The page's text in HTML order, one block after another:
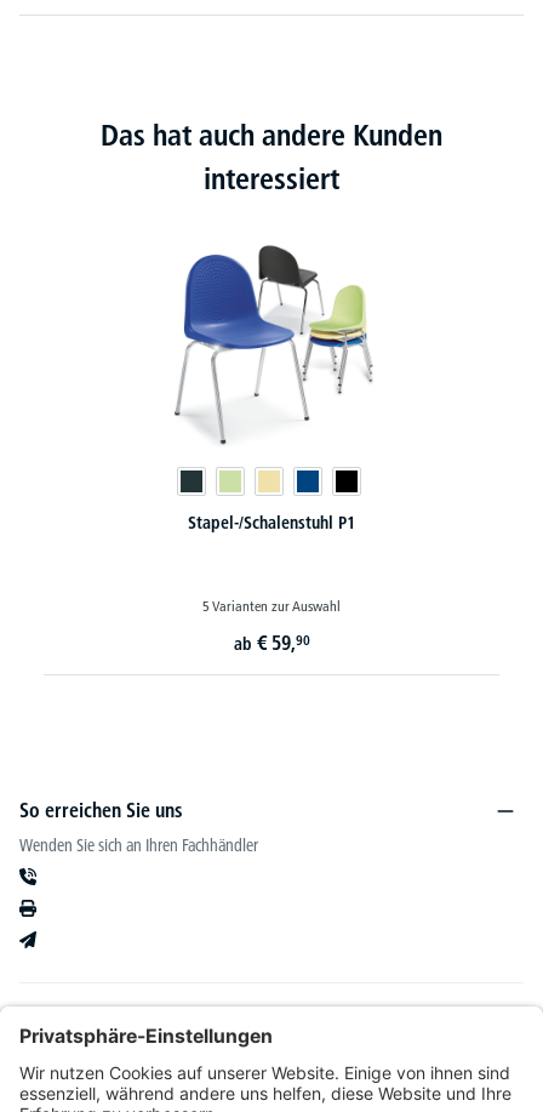
Das hat auch andere Kunden
interessiert
Stapel-/Schalenstuhl P1
5 Varianten zur Auswahl
ab € 59,90
So erreichen Sie uns
Wenden Sie sich an Ihren Fachhändler
Kataloge & mehr